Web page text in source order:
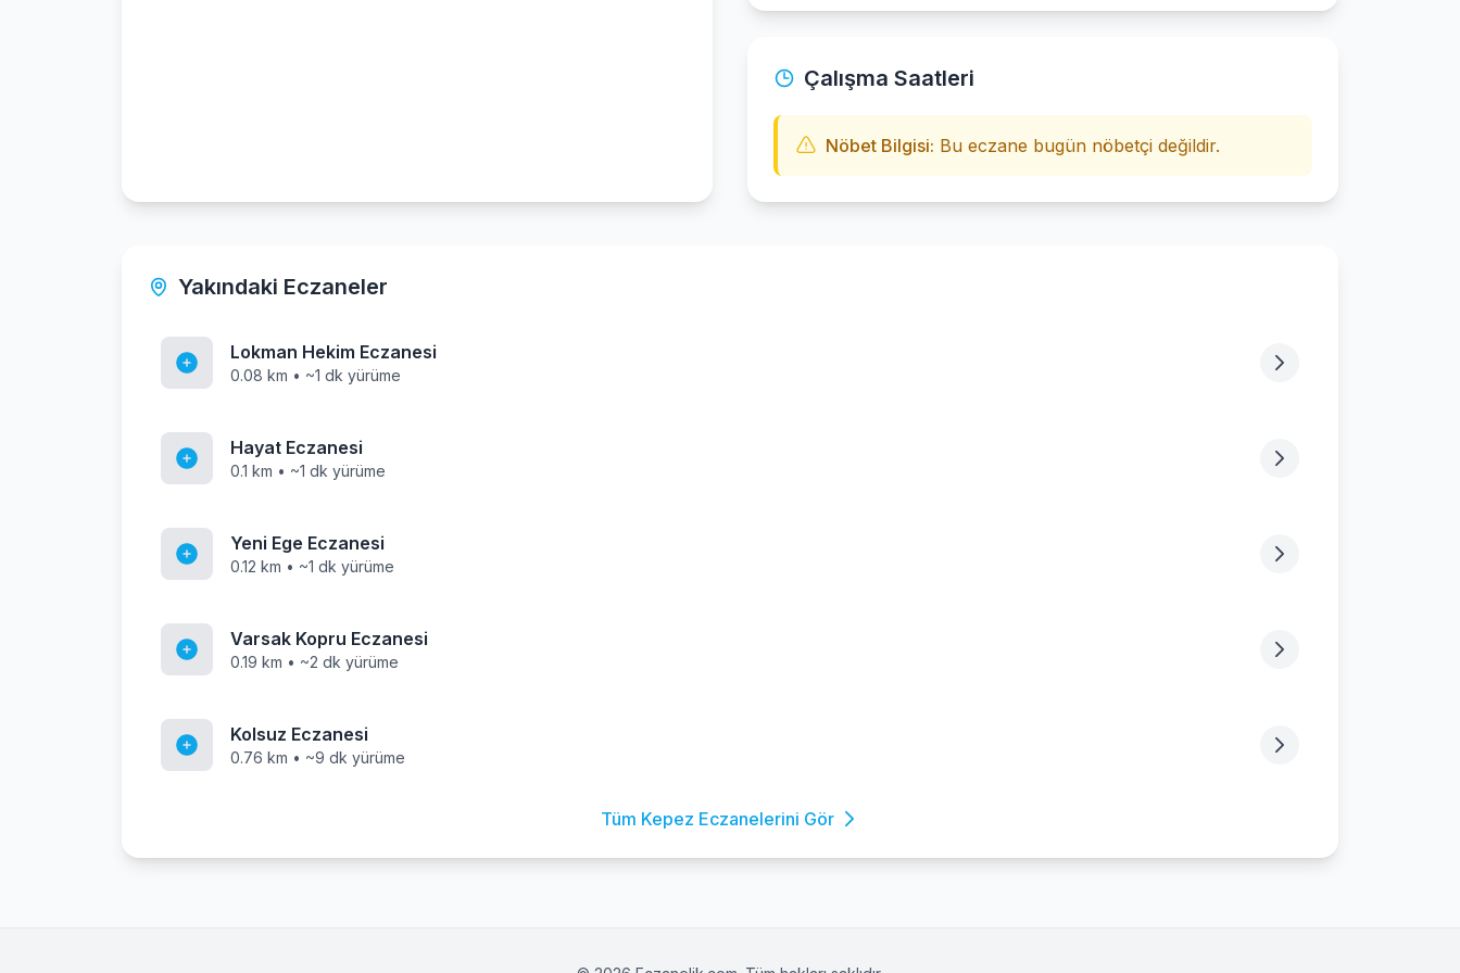
Çalışma Saatleri
Nöbet Bilgisi: Bu eczane bugün nöbetçi değildir.
Yakındaki Eczaneler
Lokman Hekim Eczanesi
0.08 km • ~1 dk yürüme
Hayat Eczanesi
0.1 km • ~1 dk yürüme
Yeni Ege Eczanesi
0.12 km • ~1 dk yürüme
Varsak Kopru Eczanesi
0.19 km • ~2 dk yürüme
Kolsuz Eczanesi
0.76 km • ~9 dk yürüme
Tüm Kepez Eczanelerini Gör